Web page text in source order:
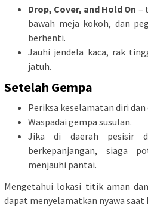
Drop, Cover, and Hold On –
bawah meja kokoh, dan
berhenti.
Jauhi jendela kaca, rak
jatuh.
Setelah Gempa
Periksa keselamatan diri
Waspadai gempa susulan.
Jika di daerah pesisir
berkepanjangan, siaga
menjauhi pantai.
Mengetahui lokasi titik aman
dapat menyelamatkan nyawa saat